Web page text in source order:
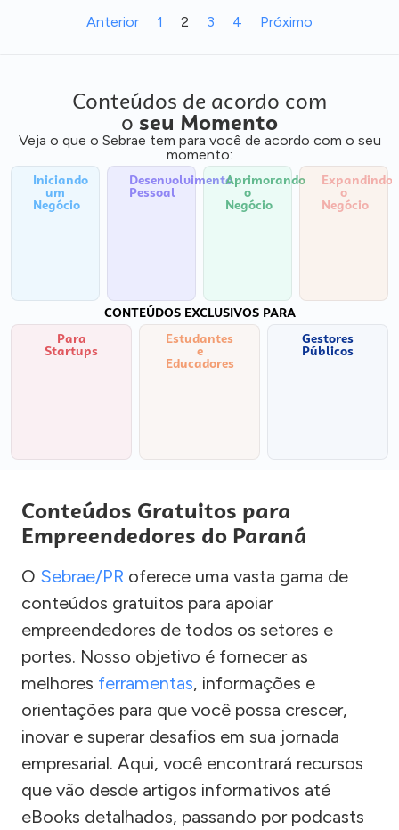
Anterior 1 2 3 4 Próximo
Conteúdos de acordo com
o seu Momento
Veja o que o Sebrae tem para você de acordo com o seu
momento:
Iniciando
um
Negócio
Desenvolvimento
Pessoal
Aprimorando
o
Negócio
Expandindo
o
Negócio
CONTEÚDOS EXCLUSIVOS PARA
Para
Startups
Estudantes
e
Educadores
Gestores
Públicos
Conteúdos Gratuitos para
Empreendedores do Paraná
O Sebrae/PR oferece uma vasta gama de
conteúdos gratuitos para apoiar
empreendedores de todos os setores e
portes. Nosso objetivo é fornecer as
melhores ferramentas, informações e
orientações para que você possa crescer,
inovar e superar desafios em sua jornada
empresarial. Aqui, você encontrará recursos
que vão desde artigos informativos até
eBooks detalhados, passando por podcasts